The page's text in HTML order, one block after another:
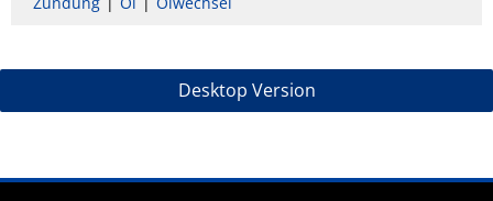
Desktop Version